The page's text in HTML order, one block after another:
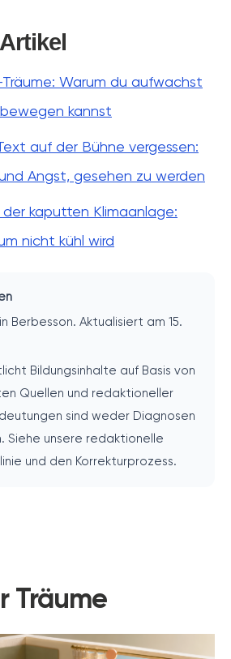
Warum du aufwachst
kannst
auf der Bühne vergessen:
Angst, gesehen zu werden
der kaputten Klimaanlage:
nicht kühl wird
Berbesson. Aktualisiert am 15.
Bildungsinhalte auf Basis von
Quellen und redaktioneller
sind weder Diagnosen
Siehe unsere redaktionelle
und den Korrekturprozess.
Träume